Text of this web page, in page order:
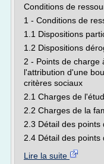
Conditions de
1 - Conditions de
1.1 Dispositions
1.2 Dispositions
2 - Points de charge
l'attribution d'une
critères sociaux
2.1 Charges de
2.2 Charges de la
2.3 Détail des
2.4 Détail des points
Lire la suite